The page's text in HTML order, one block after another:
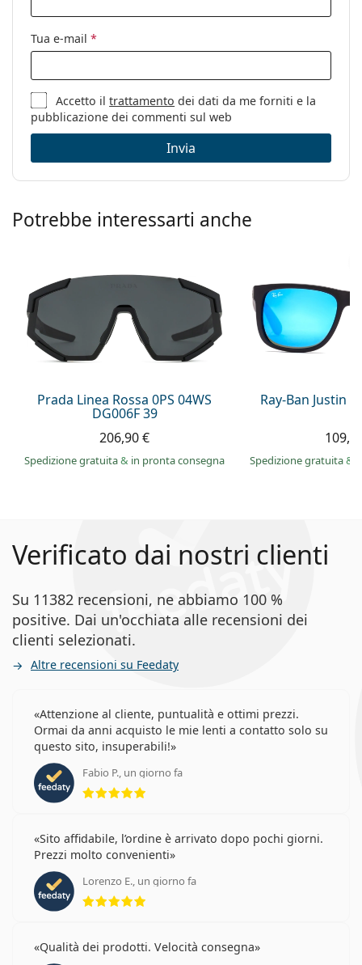
Codice:
OO 9463 45 39
Tua e-mail *
Accetto iltrattamento dei dati da me forniti e la
pubblicazione dei commenti sul web
Invia
Potrebbe interessarti anche
Prada Linea Rossa 0PS 04WS
DG006F 39
206,90 €
Spedizione gratuita& in pronta consegna
Ray-Ban Justin
Spedizione gratuita&
Verificato dai nostri clienti
Su 11382 recensioni, ne abbiamo 100 %
positive. Dai un'occhiata alle recensioni dei
clienti selezionati.
Altre recensioni su Feedaty
Attenzione al cliente, puntualità e ottimi prezzi.
Ormai da anni acquisto le mie lenti a contatto solo su
questo sito, insuperabili!
Fabio P., un giorno fa
Sito affidabile, l’ordine è arrivato dopo pochi giorni.
Prezzi molto convenienti
Lorenzo E., un giorno fa
valutazione 5 di 5
Qualità dei prodotti. Velocità consegna